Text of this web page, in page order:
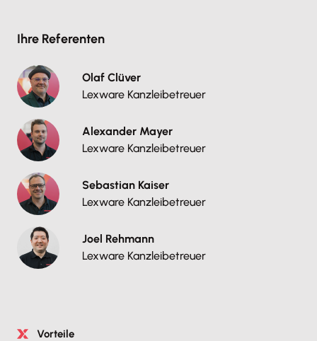
Ihre Referenten
Olaf Clüver
Lexware Kanzleibetreuer
Alexander Mayer
Lexware Kanzleibetreuer
Sebastian Kaiser
Lexware Kanzleibetreuer
Joel Rehmann
Lexware Kanzleibetreuer
Vorteile